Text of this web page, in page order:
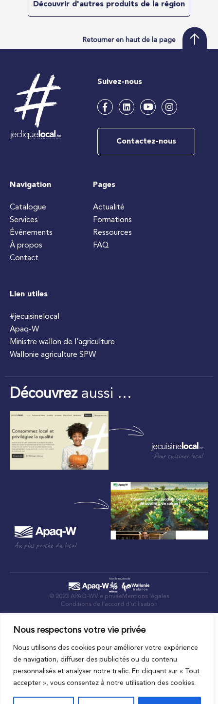
Nous respectons votre vie privée
Nous utilisons des cookies pour améliorer votre expérience
de navigation, diffuser des publicités ou du contenu
personnalisés et analyser notre trafic. En cliquant sur « Tout
accepter », vous consentez à notre utilisation des cookies.
Découvrir d'autres produits de la région
Retourner en haut de la page
Suivez-nous
Contactez-nous
Navigation
Catalogue
Services
Événements
À propos
Contact
Pages
Actualité
Formations
Ressources
FAQ
Lien utiles
#jecuisinelocal
Apaq-W
Ministre wallon de l’agriculture
Wallonie agriculture SPW
Découvrezaussi …
Pour cuisiner local
Au plus proche du local
© 2023 APAQ-WVie privée Mentions légales
Conditions de l’accord d’utilisation